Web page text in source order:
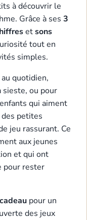
à découvrir le
Grâce à ses 3
etsons
tout en
simples.
au quotidien,
sieste, ou pour
qui aiment
petites
jeu rassurant. Ce
aux jeunes
et qui ont
pour rester
cadeau pour un
des jeux